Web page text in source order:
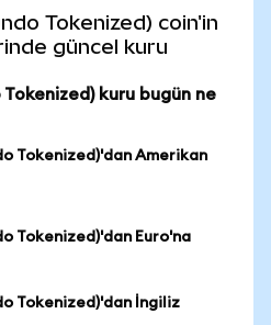
Tokenized) coin'in
güncel kuru
kuru bugün ne
Tokenized)'dan Amerikan
Tokenized)'dan Euro'na
Tokenized)'dan İngiliz